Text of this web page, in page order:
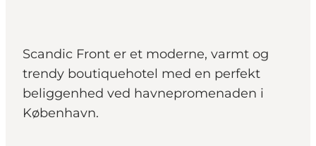
Planera din resa
Scandic Front er et moderne, varmt og
trendy boutiquehotel med en perfekt
beliggenhed ved havnepromenaden i
København.